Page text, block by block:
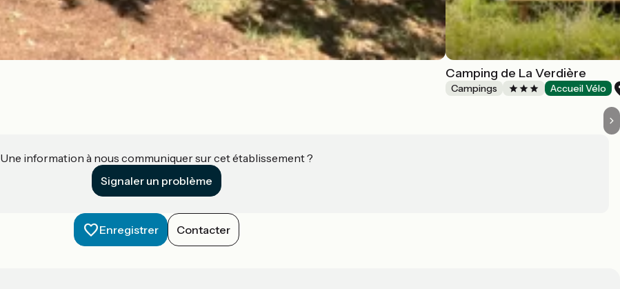
Camping de La Verdière
Campings Accueil Vélo
Une information à nous communiquer sur cet établissement ?
Signaler un problème
Enregistrer Contacter